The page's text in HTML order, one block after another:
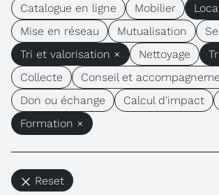
Catalogue en ligne
Mobilier
Mise en réseau
Mutualisation
Tri et valorisation ×
Nettoyage
Collecte
Conseil et
Don ou échange
Calcul d'impact
Formation ×
Reset